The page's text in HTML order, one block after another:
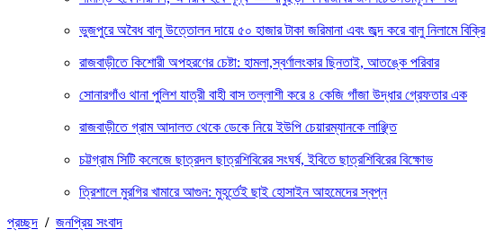
ভুজপুরে অবৈধ বালু উত্তোলন দায়ে ৫০ হাজার টাকা জরিমানা এবং জব্দ করে বালু নিলামে বিক্রি
রাজবাড়ীতে কিশোরী অপহরণের চেষ্টা: হামলা,স্বর্ণালংকার ছিনতাই, আতঙ্কে পরিবার
সোনারগাঁও থানা পুলিশ যাত্রী বাহী বাস তল্লাশী করে ৪ কেজি গাঁজা উদ্ধার গ্রেফতার এক
রাজবাড়ীতে গ্রাম আদালত থেকে ডেকে নিয়ে ইউপি চেয়ারম্যানকে লাঞ্ছিত
চট্টগ্রাম সিটি কলেজে ছাত্রদল ছাত্রশিবিরের সংঘর্ষ, ইবিতে ছাত্রশিবিরের বিক্ষোভ
ত্রিশালে মুরগির খামারে আগুন: মুহূর্তেই ছাই হোসাইন আহমেদের স্বপ্ন
প্রচ্ছদ / জনপ্রিয় সংবাদ